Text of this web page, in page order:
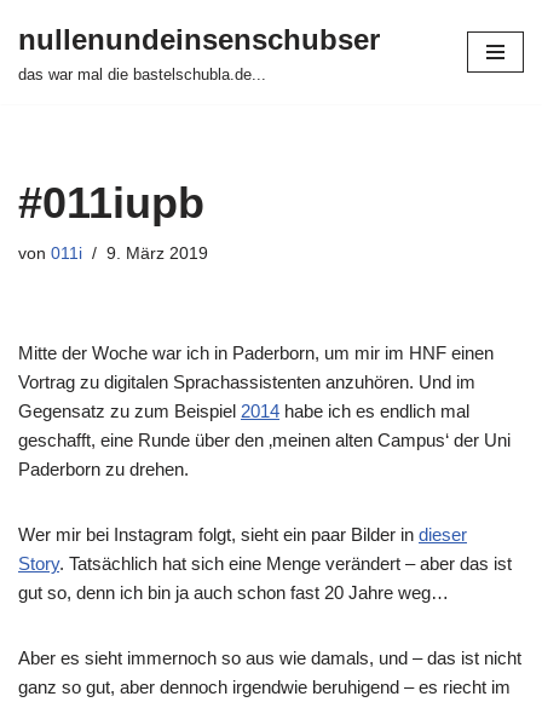
Zum
nullenundeinsenschubser
das war mal die bastelschubla.de...
#011iupb
von 011i 9. März 2019
Mitte der Woche war ich in Paderborn, um mir im HNF einen
Vortrag zu digitalen Sprachassistenten anzuhören. Und im
Gegensatz zu zum Beispiel 2014 habe ich es endlich mal
geschafft, eine Runde über den ‚meinen alten Campus‘ der Uni
Paderborn zu drehen.
Wer mir bei Instagram folgt, sieht ein paar Bilder in dieser
Story. Tatsächlich hat sich eine Menge verändert – aber das ist
gut so, denn ich bin ja auch schon fast 20 Jahre weg…
Aber es sieht immernoch so aus wie damals, und – das ist nicht
ganz so gut, aber dennoch irgendwie beruhigend – es riecht im